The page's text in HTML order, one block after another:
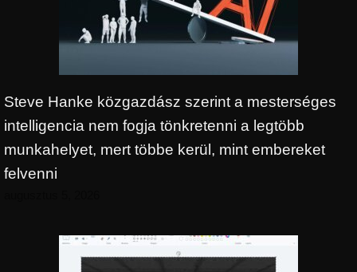
Steve Hanke közgazdász szerint a mesterséges
intelligencia nem fogja tönkretenni a legtöbb
munkahelyet, mert többe kerül, mint embereket
felvenni